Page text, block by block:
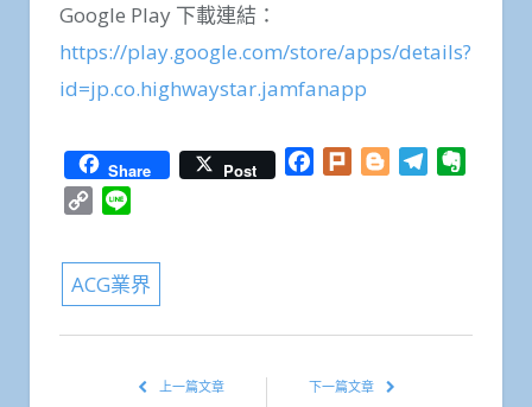
Google Play 下載連結：
https://play.google.com/store/apps/details?
id=jp.co.highwaystar.jamfanapp
Share Post Facebook
Plurk BloggerTelegram
Copy
ACG業界
上一篇文章 下一篇文章